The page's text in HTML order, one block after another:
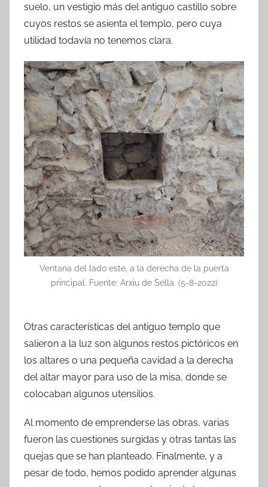
suelo, un vestigio más del antiguo castillo sobre
cuyos restos se asienta el templo, pero cuya
utilidad todavía no tenemos clara.
Ventana del lado este, a la derecha de la puerta
principal. Fuente: Arxiu de Sella. (5-8-2022)
Otras características del antiguo templo que
salieron a la luz son algunos restos pictóricos en
los altares o una pequeña cavidad a la derecha
del altar mayor para uso de la misa, donde se
colocaban algunos utensilios.
Al momento de emprenderse las obras, varias
fueron las cuestiones surgidas y otras tantas las
quejas que se han planteado. Finalmente, y a
pesar de todo, hemos podido aprender algunas